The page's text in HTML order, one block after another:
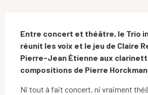
Entre concert et théâtre, le Trio
réunit les voix et le jeu de Claire
Pierre-Jean Étienne aux
compositions de Pierre
Ni tout à fait concert, ni vraiment